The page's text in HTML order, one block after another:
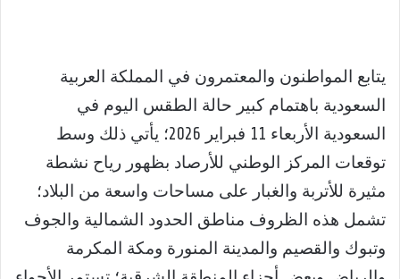
يتابع المواطنون والمعتمرون في المملكة العربية
السعودية باهتمام كبير حالة الطقس اليوم في
السعودية الأربعاء 11 فبراير 2026؛ يأتي ذلك وسط
توقعات المركز الوطني للأرصاد بظهور رياح نشطة
مثيرة للأتربة والغبار على مساحات واسعة من البلاد؛
تشمل هذه الظروف مناطق الحدود الشمالية والجوف
وتبوك والقصيم والمدينة المنورة ومكة المكرمة